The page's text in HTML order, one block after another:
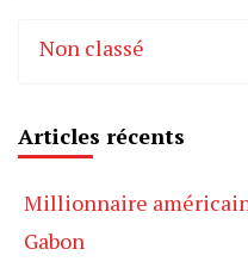
Non classé
Articles récents
Millionnaire
Gabon